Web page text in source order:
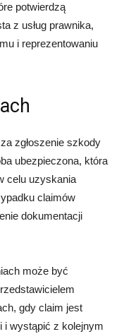
potwierdzą
z usług prawnika,
i reprezentowaniu
zgłoszenie szkody
ubezpieczona, która
celu uzyskania
claimów
dokumentacji
może być
gdy claim jest
i wystąpić z kolejnym